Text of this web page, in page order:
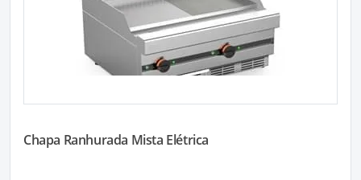
Chapa Ranhurada Mista Elétrica